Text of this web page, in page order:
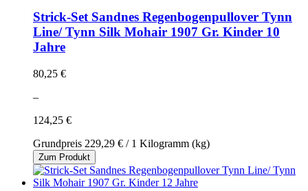
Strick-Set Sandnes Regenbogenpullover Tynn
Line/ Tynn Silk Mohair 1907 Gr. Kinder 10
Jahre
80,25 €
–
124,25 €
Grundpreis 229,29 € / 1 Kilogramm (kg)
Zum Produkt